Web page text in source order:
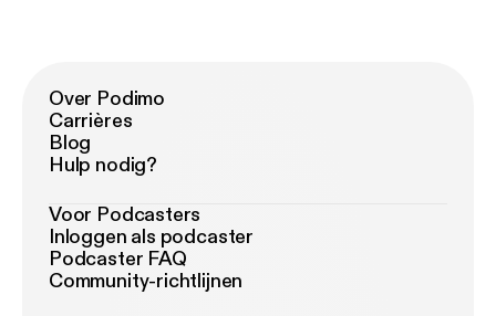
Over Podimo
Carrières
Blog
Hulp nodig?
Voor Podcasters
Inloggen als podcaster
Podcaster FAQ
Community-richtlijnen